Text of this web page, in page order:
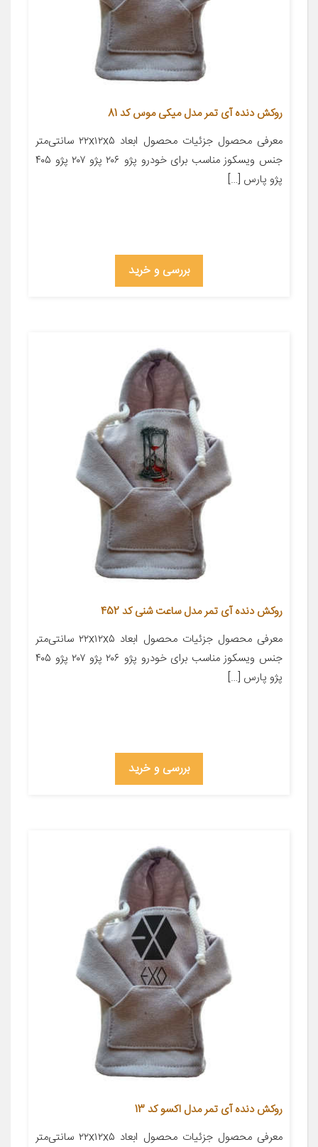
روکش دنده آی تمر مدل میکی موس کد 81
معرفی محصول جزئیات محصول ابعاد ۲۲x۱۲x۵ سانتی‌متر
جنس ویسکوز مناسب برای خودرو پژو ۲۰۶ پژو ۲۰۷ پژو ۴۰۵
پژو پارس […]
بررسی و خرید
روکش دنده آی تمر مدل ساعت شنی کد 452
معرفی محصول جزئیات محصول ابعاد ۲۲x۱۲x۵ سانتی‌متر
جنس ویسکوز مناسب برای خودرو پژو ۲۰۶ پژو ۲۰۷ پژو ۴۰۵
پژو پارس […]
بررسی و خرید
روکش دنده آی تمر مدل اکسو کد 13
معرفی محصول جزئیات محصول ابعاد ۲۲x۱۲x۵ سانتی‌متر